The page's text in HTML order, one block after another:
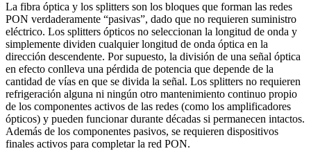
La fibra óptica y los splitters son los bloques que forman las redes
PON verdaderamente “pasivas”, dado que no requieren suministro
eléctrico. Los splitters ópticos no seleccionan la longitud de onda y
simplemente dividen cualquier longitud de onda óptica en la
dirección descendente. Por supuesto, la división de una señal óptica
en efecto conlleva una pérdida de potencia que depende de la
cantidad de vías en que se divida la señal. Los splitters no requieren
refrigeración alguna ni ningún otro mantenimiento continuo propio
de los componentes activos de las redes (como los amplificadores
ópticos) y pueden funcionar durante décadas si permanecen intactos.
Además de los componentes pasivos, se requieren dispositivos
finales activos para completar la red PON.